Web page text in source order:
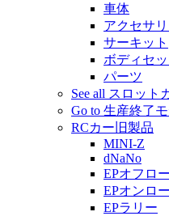
車体
アクセサ
サーキット
ボディセッ
パーツ
See all スロット
Go to 生産終了
RCカー旧製品
MINI-Z
dNaNo
EPオフロ
EPオンロ
EPラリー